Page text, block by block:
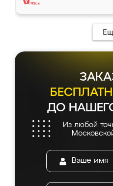
ДО
Из любой